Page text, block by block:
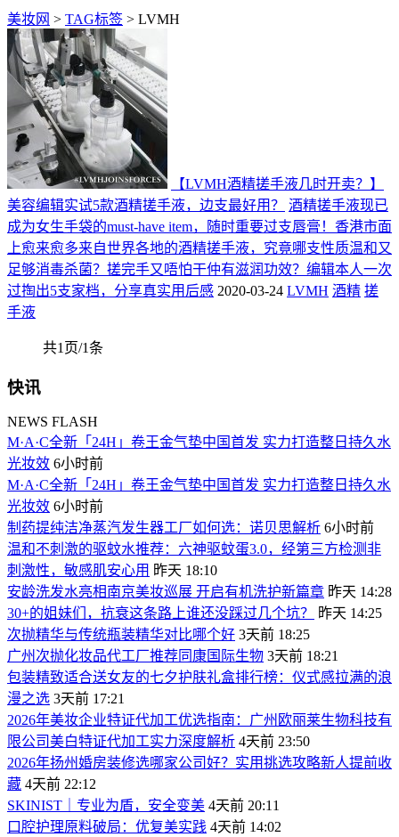
美妆网 > TAG标签 > LVMH
【LVMH酒精搓手液几时开卖？】
美容编辑实试5款酒精搓手液，边支最好用？
酒精搓手液现已
成为女生手袋的must-have item，随时重要过支唇膏！香港市面
上愈来愈多来自世界各地的酒精搓手液，究竟哪支性质温和又
足够消毒杀菌？搓完手又唔怕干仲有滋润功效？编辑本人一次
过掏出5支家档，分享真实用后感 2020-03-24 LVMH 酒精 搓
手液
共1页/1条
快讯
NEWS FLASH
M·A·C全新「24H」卷王金气垫中国首发 实力打造整日持久水
光妆效 6小时前
M·A·C全新「24H」卷王金气垫中国首发 实力打造整日持久水
光妆效 6小时前
制药提纯洁净蒸汽发生器工厂如何选：诺贝思解析 6小时前
温和不刺激的驱蚊水推荐：六神驱蚊蛋3.0，经第三方检测非
刺激性，敏感肌安心用 昨天 18:10
安龄洗发水亮相南京美妆巡展 开启有机洗护新篇章 昨天 14:28
30+的姐妹们，抗衰这条路上谁还没踩过几个坑？
昨天 14:25
次抛精华与传统瓶装精华对比哪个好 3天前 18:25
广州次抛化妆品代工厂推荐同康国际生物 3天前 18:21
包装精致适合送女友的七夕护肤礼盒排行榜：仪式感拉满的浪
漫之选 3天前 17:21
2026年美妆企业特证代加工优选指南：广州欧丽莱生物科技有
限公司美白特证代加工实力深度解析 4天前 23:50
2026年扬州婚房装修选哪家公司好？实用挑选攻略新人提前收
藏 4天前 22:12
SKINIST｜专业为盾，安全变美 4天前 20:11
口腔护理原料破局：优复美实践 4天前 14:02